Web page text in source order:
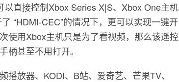
直接控制Xbox Series X|S、Xbox One主机
“HDMI-CEC”的情况下，更可以实现一键开
使用Xbox主机只是为了看视频，那么该遥控
柄甚至不用打开。
放器、KODI、B站、爱奇艺、芒果TV、